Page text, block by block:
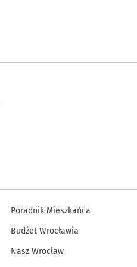
Poradnik Mieszkańca
Budżet Wrocławia
Nasz Wrocław